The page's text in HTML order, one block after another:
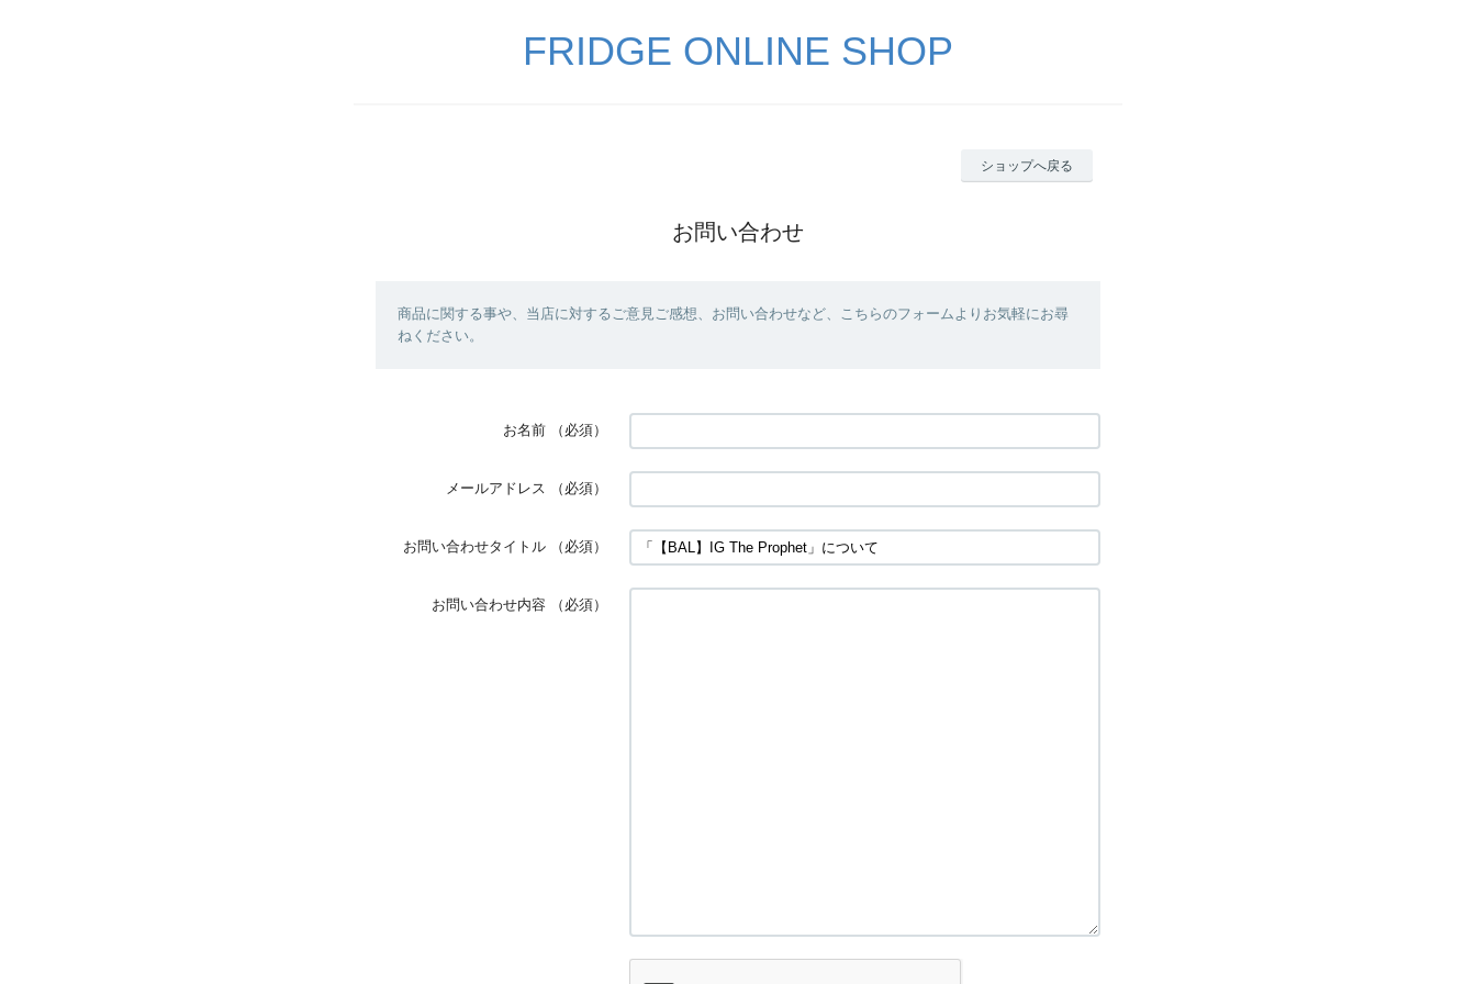
FRIDGE ONLINE SHOP
ショップへ戻る
お問い合わせ
商品に関する事や、当店に対するご意見ご感想、お問い合わせなど、こちらのフォームよりお気軽にお尋
ねください。
お名前 （必須）
メールアドレス （必須）
お問い合わせタイトル （必須）
お問い合わせ内容 （必須）